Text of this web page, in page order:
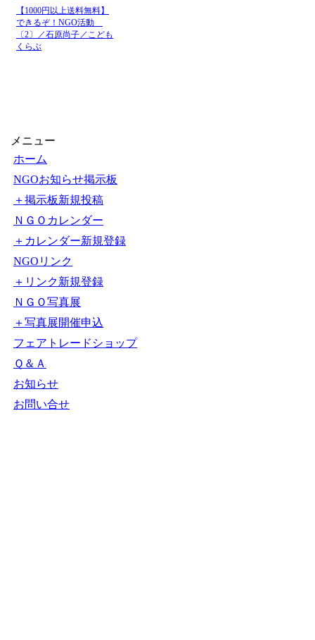
【1000円以上送料無料】
できるぞ！NGO活動
〔2〕／石原尚子／こども
くらぶ
メニュー
ホーム
NGOお知らせ掲示板
＋掲示板新規投稿
ＮＧＯカレンダー
＋カレンダー新規登録
NGOリンク
＋リンク新規登録
ＮＧＯ写真展
＋写真展開催申込
フェアトレードショップ
Ｑ＆Ａ
お知らせ
お問い合せ